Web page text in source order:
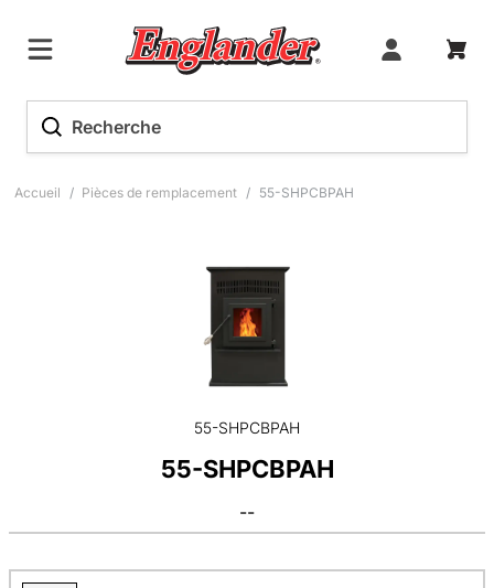
Accueil / Pièces de remplacement / 55-SHPCBPAH
55-SHPCBPAH
55-SHPCBPAH
--